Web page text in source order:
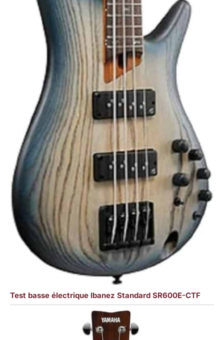
Test basse électrique Ibanez Standard SR600E-CTF